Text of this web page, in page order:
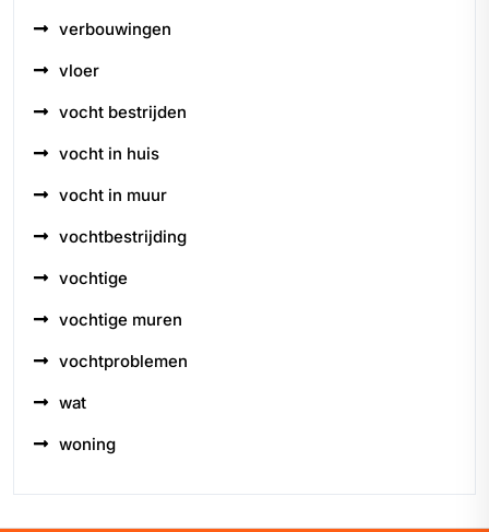
verbouwingen
vloer
vocht bestrijden
vocht in huis
vocht in muur
vochtbestrijding
vochtige
vochtige muren
vochtproblemen
wat
woning